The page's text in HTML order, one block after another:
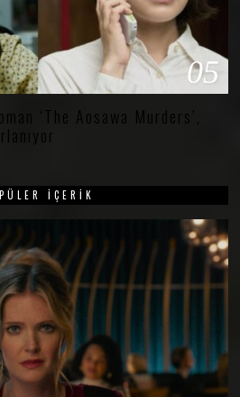
05
‘The Aosawa Murders’,
İÇERIK